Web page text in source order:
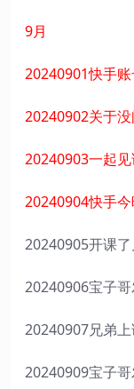
9月
20240901快手
20240902关于
20240903一起
20240904快手
20240905开课
20240906宝子
20240907兄弟
20240909宝子